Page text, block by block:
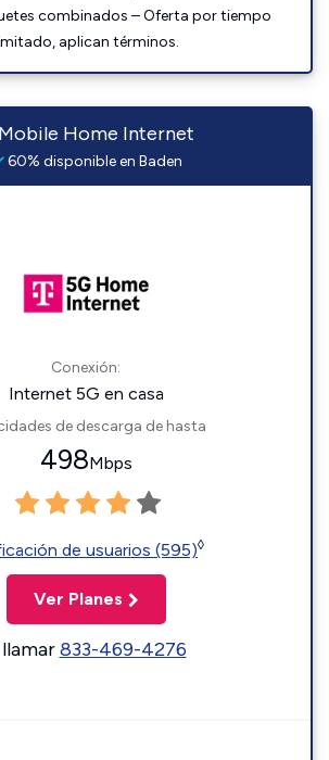
combinados – Oferta por tiempo
aplican términos.
Home Internet
60% disponible en Baden
Conexión:
Internet 5G en casa
de descarga de hasta
498Mbps
de usuarios (595)◊
Ver Planes
833-469-4276